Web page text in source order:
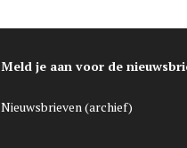
Meld je aan voor de
Nieuwsbrieven (archief)